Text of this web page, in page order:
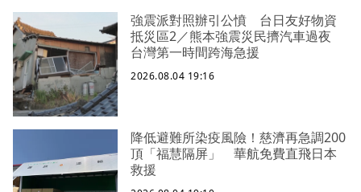
強震派對照辦引公憤 台日友好物資
抵災區2／熊本強震災民擠汽車過夜
台灣第一時間跨海急援
2026.08.04 19:16
降低避難所染疫風險！慈濟再急調200
頂「福慧隔屏」 華航免費直飛日本
救援